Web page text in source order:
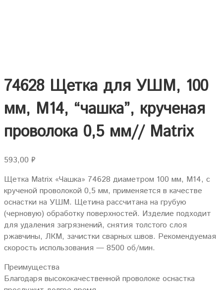
74628 Щетка для УШМ, 100
мм, М14, “чашка”, крученая
проволока 0,5 мм// Matrix
593,00 ₽
Щетка Matrix «Чашка» 74628 диаметром 100 мм, М14, с
крученой проволокой 0,5 мм, применяется в качестве
оснастки на УШМ. Щетина рассчитана на грубую
(черновую) обработку поверхностей. Изделие подходит
для удаления загрязнений, снятия толстого слоя
ржавчины, ЛКМ, зачистки сварных швов. Рекомендуемая
скорость использования — 8500 об/мин.
Преимущества
Благодаря высококачественной проволоке оснастка